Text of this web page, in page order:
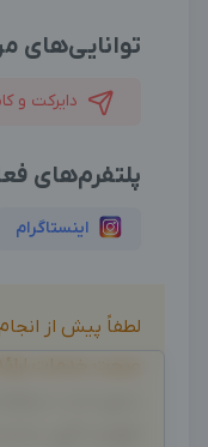
توانایی‌های
دایرکت و
پلتفرم‌های
اینستاگرام
لطفاً پیش از
بدیهی است
اظهارات آگهی